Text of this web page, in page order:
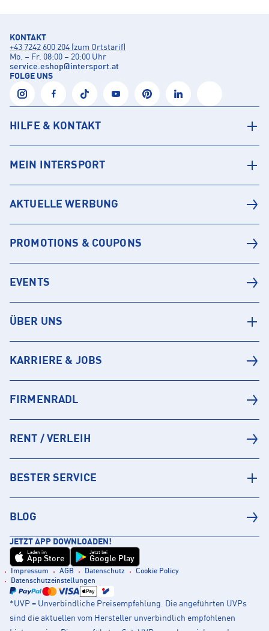
KONTAKT
+43 7242 600 204 (zum Ortstarif)
Mo. – Fr. 08:00 – 20:00 Uhr
service.eshop@intersport.at
FOLGE UNS
HILFE & KONTAKT
MEIN INTERSPORT
AKTUELLE WERBUNG
PROMOTIONS & COUPONS
EVENTS
ÜBER UNS
KARRIERE & JOBS
FIRMENRADL
RENT / VERLEIH
BESTER SERVICE
BLOG
JETZT APP DOWNLOADEN!
Laden im
App Store
Jetzt bei
Google Play
Impressum AGB Datenschutz
Cookie Policy
Datenschutzeinstellungen
*UVP = Unverbindliche Preisempfehlung. Die angeführten UVPs
sind die aktuellen vom Hersteller unverbindlich empfohlenen